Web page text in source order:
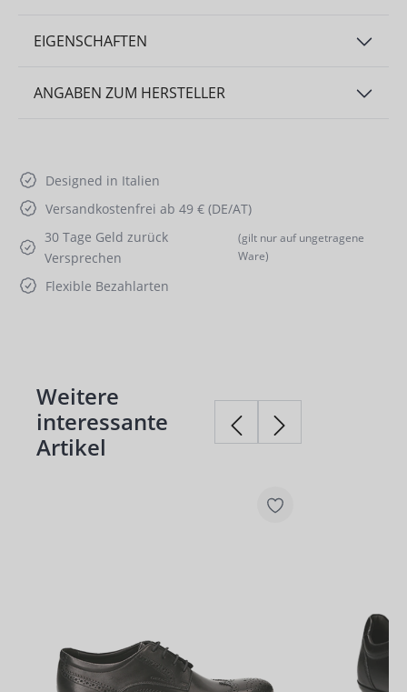
EIGENSCHAFTEN
ANGABEN ZUM HERSTELLER
Designed in Italien
Versandkostenfrei ab 49 € (DE/AT)
30 Tage Geld zurück
Versprechen
(gilt nur auf ungetragene
Ware)
Flexible Bezahlarten
Produktgalerie überspringen
Weitere
interessante
Artikel